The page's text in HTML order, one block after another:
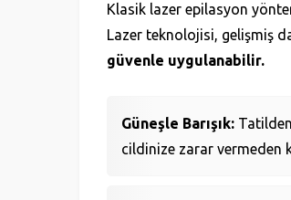
Klasik lazer epilasyon
Lazer teknolojisi, gelişmiş
güvenle uygulanabilir.
Güneşle Barışık:
cildinize zarar vermeden